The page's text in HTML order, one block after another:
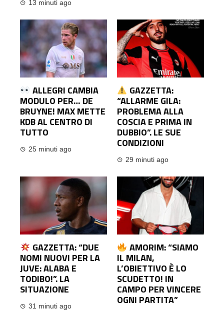
13 minuti ago
ALLEGRI CAMBIA
MODULO PER… DE
BRUYNE! MAX METTE
KDB AL CENTRO DI
TUTTO
25 minuti ago
GAZZETTA:
“ALLARME GILA:
PROBLEMA ALLA
COSCIA E PRIMA IN
DUBBIO”. LE SUE
CONDIZIONI
29 minuti ago
GAZZETTA: “DUE
NOMI NUOVI PER LA
JUVE: ALABA E
TODIBO!”. LA
SITUAZIONE
31 minuti ago
AMORIM: “SIAMO
IL MILAN,
L’OBIETTIVO È LO
SCUDETTO! IN
CAMPO PER VINCERE
OGNI PARTITA”